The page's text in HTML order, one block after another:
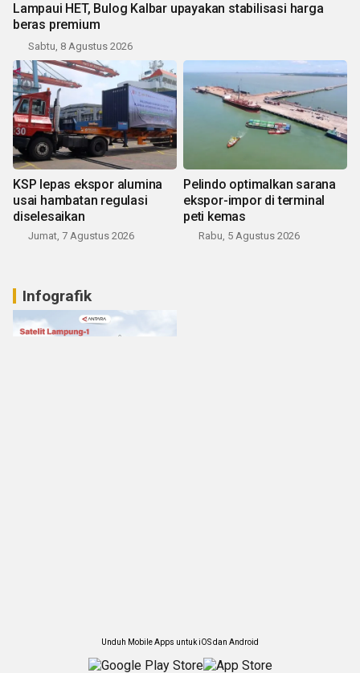
Lampaui HET, Bulog Kalbar upayakan stabilisasi harga
beras premium
Sabtu, 8 Agustus 2026
KSP lepas ekspor alumina
usai hambatan regulasi
diselesaikan
Jumat, 7 Agustus 2026
Pelindo optimalkan sarana
ekspor-impor di terminal
peti kemas
Rabu, 5 Agustus 2026
Infografik
Unduh Mobile Apps untuk iOS dan Android